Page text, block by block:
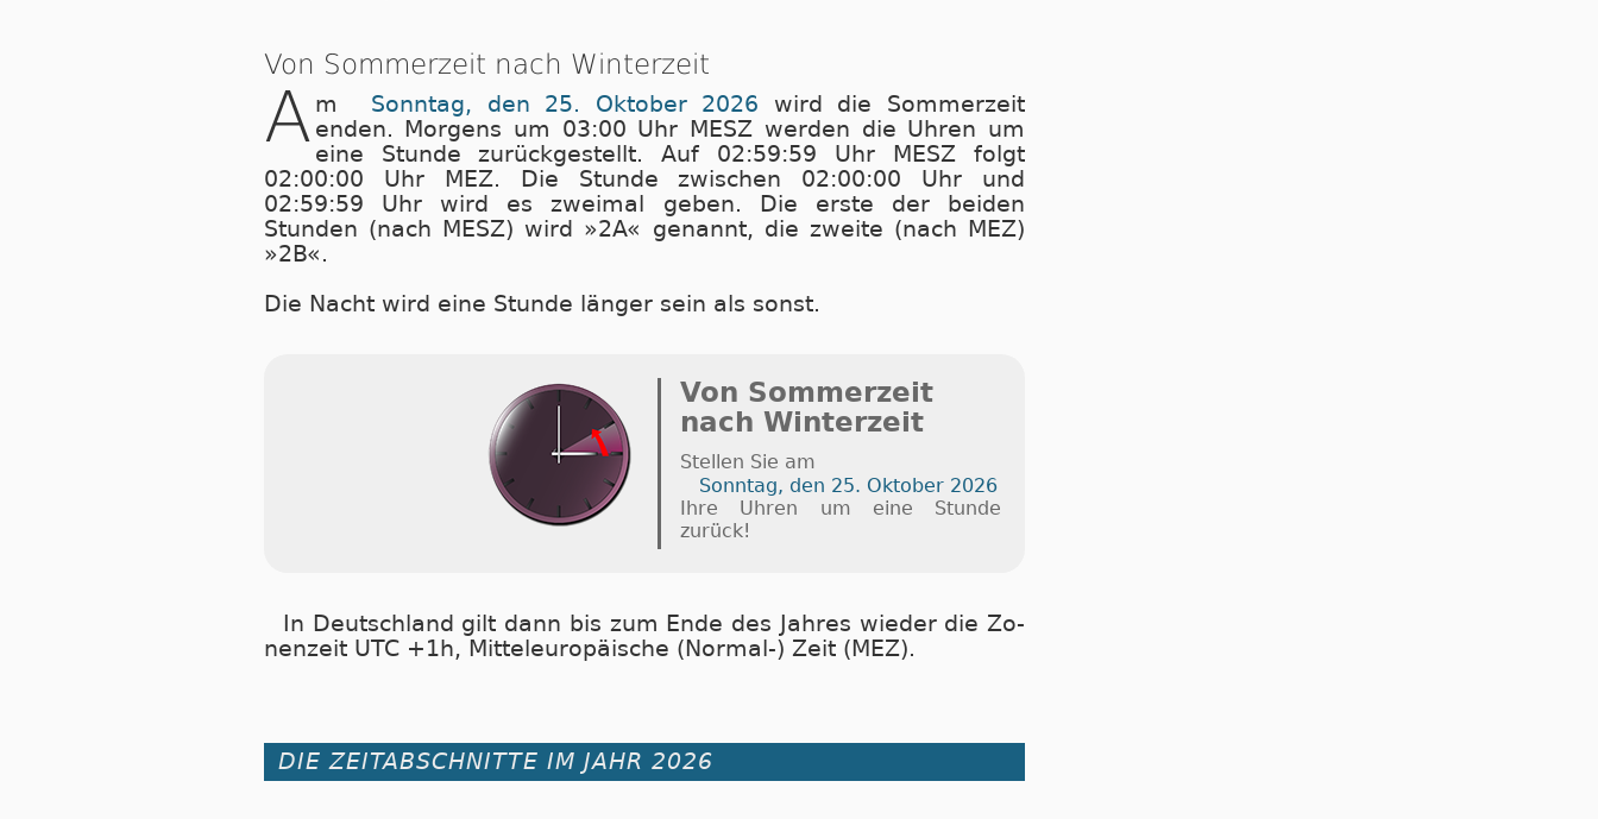
Von Sommerzeit nach Winterzeit
A m Sonntag, den 25. Oktober 2026 wird die Sommerzeit
enden. Morgens um 03:00 Uhr MESZ wer­den die Uhren um
eine Stunde zurückgestellt. Auf 02:59:59 Uhr MESZ folgt
02:00:00 Uhr MEZ. Die Stunde zwischen 02:00:00 Uhr und
02:59:59 Uhr wird es zweimal geben. Die erste der bei­den
Stunden (nach MESZ) wird »2A« genannt, die zweite (nach MEZ)
»2B«.
Die Nacht wird eine Stunde länger sein als sonst.
Von Sommerzeit
nach Winterzeit
Stellen Sie am
Sonntag, den 25. Oktober 2026
Ihre Uhren um eine Stunde
zurück!
In Deutschland gilt dann bis zum En­de des Jah­res wie­der die Zo­
nen­zeit UTC +1h, Mit­tel­eu­ro­pä­i­sche (Nor­mal-) Zeit (MEZ).
DIE ZEITABSCHNITTE IM JAHR 2026